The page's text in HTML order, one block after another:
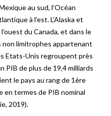
au sud, l’Océan
à l’est. L’Alaska et
du Canada, et dans le
limitrophes appartenant
Etats-Unis regroupent près
PIB de plus de 19,4 milliards
le pays au rang de 1ère
en termes de PIB nominal
2019).